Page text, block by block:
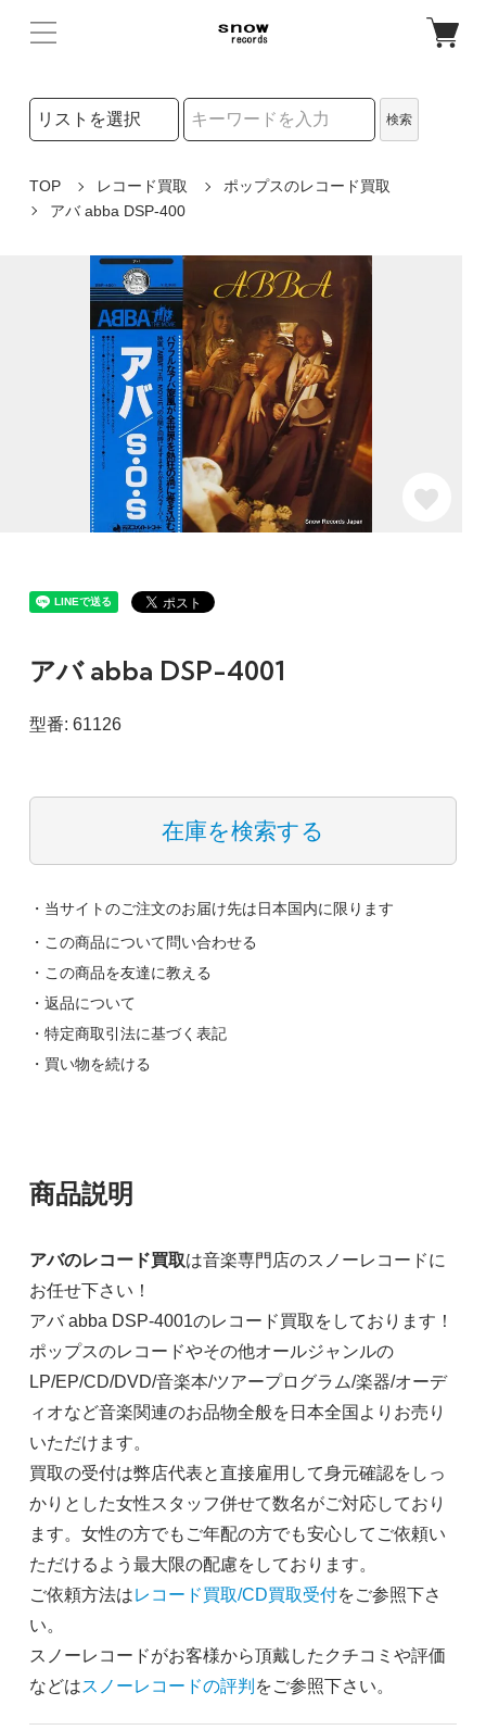
検索リストの選択
検索
TOP レコード買取
ポップスのレコード買取
アバ abba DSP-400
アバ abba DSP-4001
型番: 61126
在庫を検索する
・当サイトのご注文のお届け先は日本国内に限ります
・この商品について問い合わせる
・この商品を友達に教える
・返品について
・特定商取引法に基づく表記
・買い物を続ける
商品説明
アバのレコード買取は音楽専門店のスノーレコードに
お任せ下さい！
アバ abba DSP-4001のレコード買取をしております！
ポップスのレコードやその他オールジャンルの
LP/EP/CD/DVD/音楽本/ツアープログラム/楽器/オーデ
ィオなど音楽関連のお品物全般を日本全国よりお売り
いただけます。
買取の受付は弊店代表と直接雇用して身元確認をしっ
かりとした女性スタッフ併せて数名がご対応しており
ます。女性の方でもご年配の方でも安心してご依頼い
ただけるよう最大限の配慮をしております。
ご依頼方法はレコード買取/CD買取受付をご参照下さ
い。
スノーレコードがお客様から頂戴したクチコミや評価
などはスノーレコードの評判 をご参照下さい。